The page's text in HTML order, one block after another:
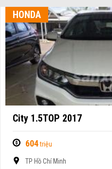
HONDA
City 1.5TOP 2017
604triệu
TP Hồ Chí Minh